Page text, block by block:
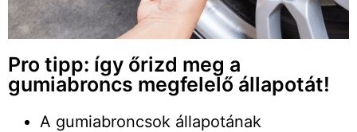
Pro tipp: így őrizd meg a
gumiabroncs megfelelő állapotát!
A gumiabroncsok állapotának